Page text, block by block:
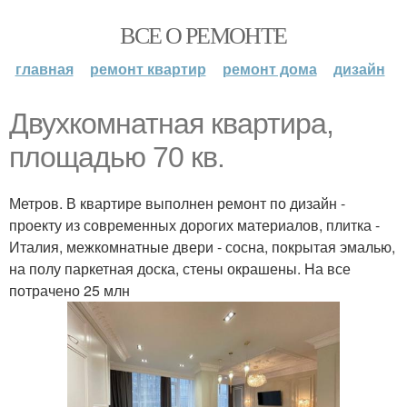
ВСЕ О РЕМОНТЕ
главная ремонт квартир ремонт дома дизайн
Двухкомнатная квартира,
площадью 70 кв.
Метров. В квартире выполнен ремонт по дизайн -
проекту из современных дорогих материалов, плитка -
Италия, межкомнатные двери - сосна, покрытая эмалью,
на полу паркетная доска, стены окрашены. На все
потрачено 25 млн